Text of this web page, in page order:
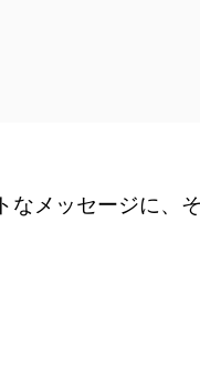
なメッセージに、